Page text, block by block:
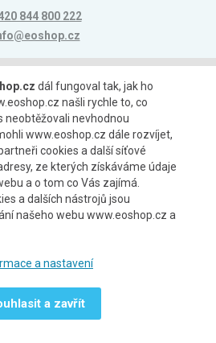
844 800 222
platby
dopravy
dál fungoval tak, jak ho
našli rychle to, co
neobtěžovali nevhodnou
www.eoshop.cz dále rozvíjet,
cookies a další síťové
ze kterých získáváme údaje
a o tom co Vás zajímá.
a dalších nástrojů jsou
našeho webu www.eoshop.cz a
a nastavení
a zavřít